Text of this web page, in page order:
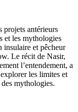
projets antérieurs
et les mythologies
insulaire et pêcheur
Le récit de Nasir,
l’entendement, a
les limites et
mythologies.